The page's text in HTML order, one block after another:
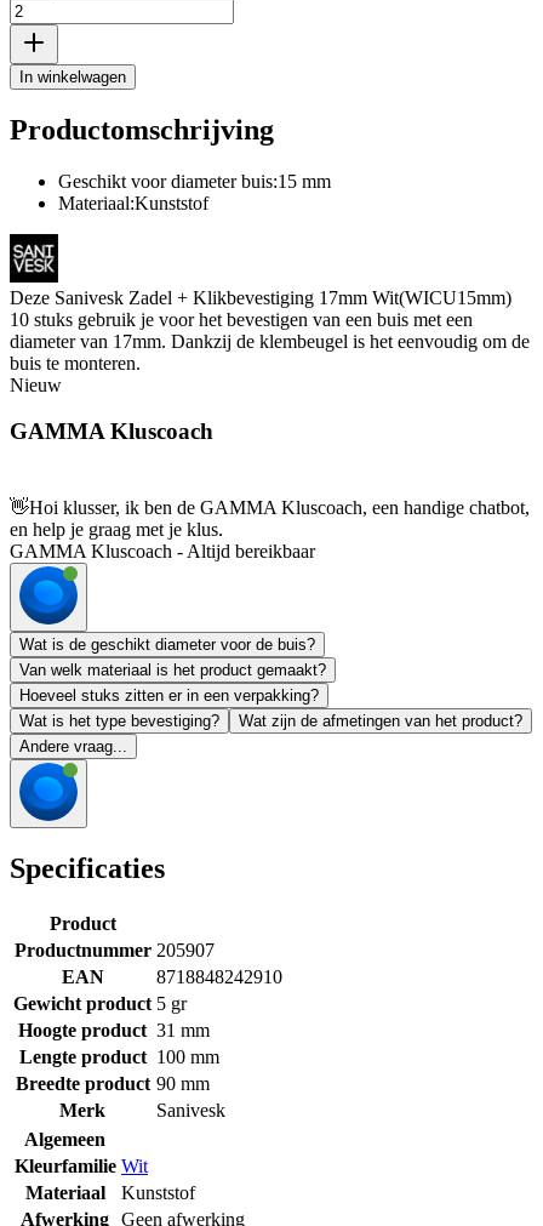
In winkelwagen
Productomschrijving
Geschikt voor diameter buis:15 mm
Materiaal:Kunststof
Deze Sanivesk Zadel + Klikbevestiging 17mm Wit(WICU15mm)
10 stuks gebruik je voor het bevestigen van een buis met een
diameter van 17mm. Dankzij de klembeugel is het eenvoudig om de
buis te monteren.
Nieuw
GAMMA Kluscoach
👋Hoi klusser, ik ben de GAMMA Kluscoach, een handige chatbot,
en help je graag met je klus.
GAMMA Kluscoach - Altijd bereikbaar
Wat is de geschikt diameter voor de buis?
Van welk materiaal is het product gemaakt?
Hoeveel stuks zitten er in een verpakking?
Wat is het type bevestiging?
Wat zijn de afmetingen van het product?
Andere vraag...
Specificaties
Product
Productnummer 205907
EAN
8718848242910
Gewicht product 5 gr
Hoogte product 31 mm
Lengte product 100 mm
Breedte product 90 mm
Merk
Sanivesk
Algemeen
Kleurfamilie Wit
Materiaal
Kunststof
Afwerking Geen afwerking